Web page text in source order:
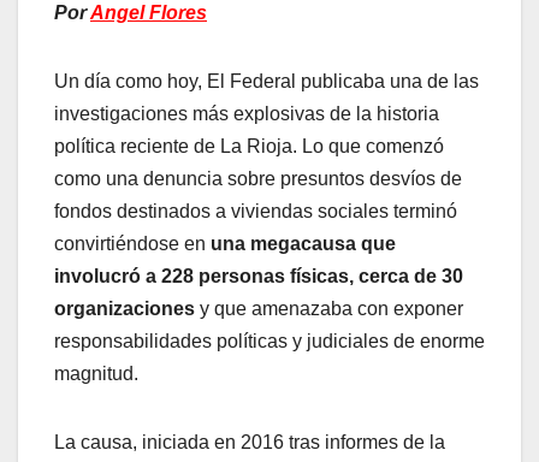
PorAngel Flores
Un día como hoy, El Federal publicaba una de las
investigaciones más explosivas de la historia
política reciente de La Rioja. Lo que comenzó
como una denuncia sobre presuntos desvíos de
fondos destinados a viviendas sociales terminó
convirtiéndose en una megacausa que
involucró a 228 personas físicas, cerca de 30
organizaciones y que amenazaba con exponer
responsabilidades políticas y judiciales de enorme
magnitud.
La causa, iniciada en 2016 tras informes de la